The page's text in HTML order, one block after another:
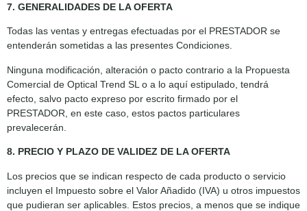
7. GENERALIDADES DE LA OFERTA
Todas las ventas y entregas efectuadas por el PRESTADOR se
entenderán sometidas a las presentes Condiciones.
Ninguna modificación, alteración o pacto contrario a la Propuesta
Comercial de Optical Trend SL o a lo aquí estipulado, tendrá
efecto, salvo pacto expreso por escrito firmado por el
PRESTADOR, en este caso, estos pactos particulares
prevalecerán.
8. PRECIO Y PLAZO DE VALIDEZ DE LA OFERTA
Los precios que se indican respecto de cada producto o servicio
incluyen el Impuesto sobre el Valor Añadido (IVA) u otros impuestos
que pudieran ser aplicables. Estos precios, a menos que se indique